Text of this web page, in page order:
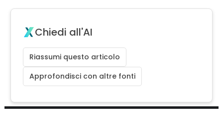
Chiedi all'AI
Riassumi questo articolo
Approfondisci con altre fonti